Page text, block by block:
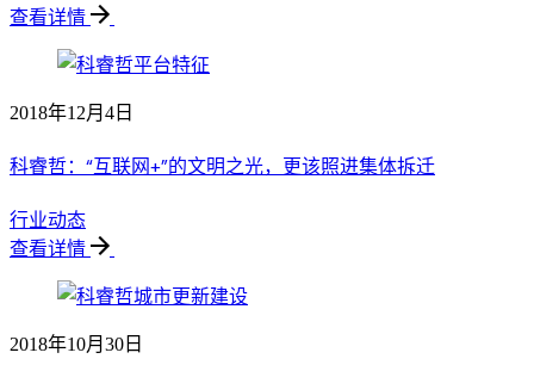
查看详情
2018年12月4日
科睿哲：“互联网+”的文明之光，更该照进集体拆迁
行业动态
查看详情
2018年10月30日